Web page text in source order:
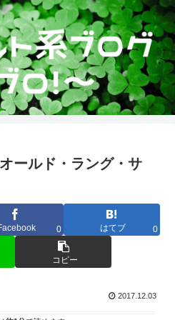
ールド・ラング・サ
0 はてブ 0
コピー
2017.12.03